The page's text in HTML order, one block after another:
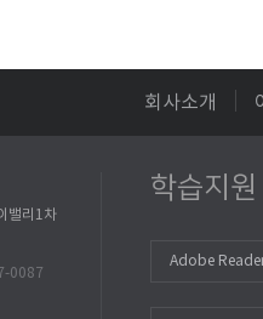
회사소개
밸리1차
0087
학습지
Adobe